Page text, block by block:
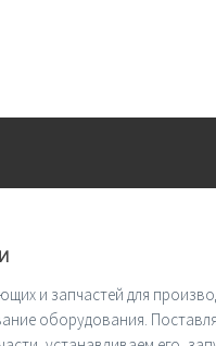
и запчастей для
оборудования.